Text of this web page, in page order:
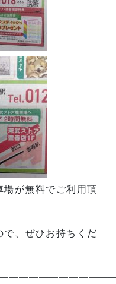
が無料でご利用頂
、ぜひお持ちくだ